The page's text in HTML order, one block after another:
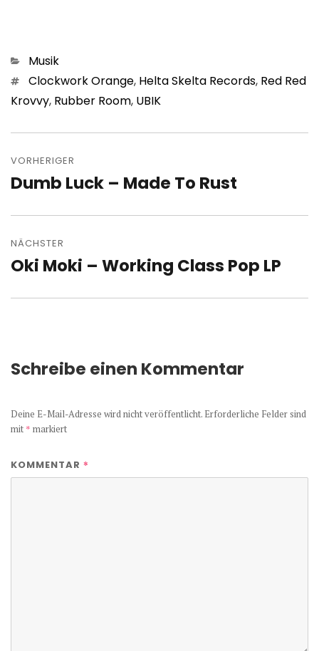
Kategorien
Musik
Schlagwörter
Clockwork Orange, Helta Skelta Records, Red Red
Krovvy, Rubber Room, UBIK
VORHERIGER
Vorheriger
Dumb Luck – Made To Rust
NÄCHSTER
Nächster
Oki Moki – Working Class Pop LP
Schreibe einen Kommentar
Deine E-Mail-Adresse wird nicht veröffentlicht. Erforderliche Felder sind
mit * markiert
KOMMENTAR *